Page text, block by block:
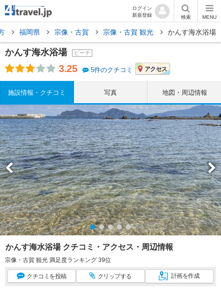
ログイン
新規登録
検索 MENU
福岡県 宗像・古賀 宗像・古賀 観光 かんす海水浴場
かんす海水浴場 ビーチ
3.25 5件のクチコミ アクセス
施設情報・クチコミ 写真 地図・周辺情報
かんす海水浴場 クチコミ・アクセス・周辺情報
宗像・古賀 観光 満足度ランキング 39位
クチコミ を投稿 クリップする 計画を作成